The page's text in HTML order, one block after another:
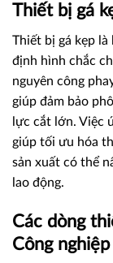
Thiết bị gá
Thiết bị gá kẹp
định hình chắc
nguyên công
giúp đảm bảo
lực cắt lớn. Việc
giúp tối ưu hóa
sản xuất có thể
lao động.
Các dòng
Công